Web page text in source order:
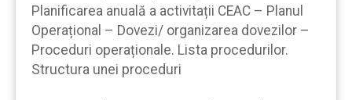
Planificarea anuală a activitații CEAC – Planul
Operațional – Dovezi/ organizarea dovezilor –
Proceduri operaționale. Lista procedurilor.
Structura unei proceduri